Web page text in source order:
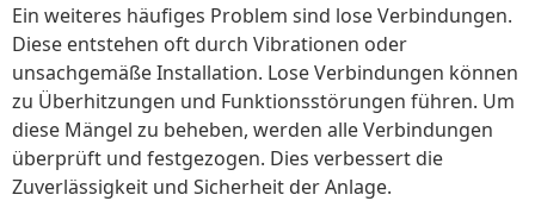
Ein weiteres häufiges Problem sind lose Verbindungen.
Diese entstehen oft durch Vibrationen oder
unsachgemäße Installation. Lose Verbindungen können
zu Überhitzungen und Funktionsstörungen führen. Um
diese Mängel zu beheben, werden alle Verbindungen
überprüft und festgezogen. Dies verbessert die
Zuverlässigkeit und Sicherheit der Anlage.